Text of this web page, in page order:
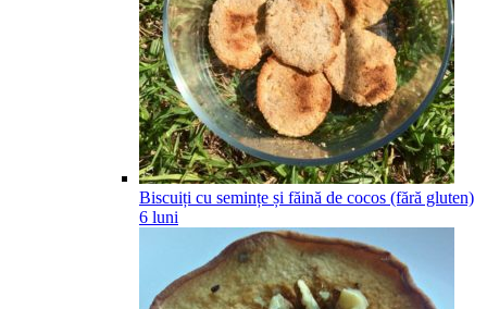
Biscuiți cu semințe și făină de cocos (fără gluten)
6 luni